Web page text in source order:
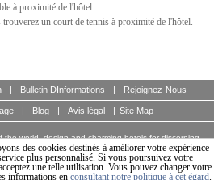
à proximité de l'hôtel.
un court de tennis à proximité de l'hôtel.
| Bulletin DInformations | Rejoignez-Nous
| Blog | Avis légal | Site Map
world, design and charming hotels for discerning
travellers.
2026 World Travellers On Line S.L.
des cookies destinés à améliorer votre expérience
plus personnalisé. Si vous poursuivez votre
une telle utilisation. Vous pouvez changer votre
informations en consultant notre politique à cet égard.